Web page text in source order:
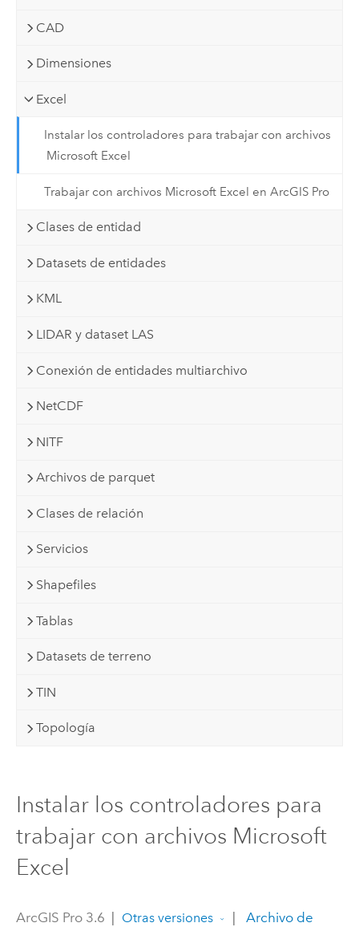
CAD
Dimensiones
Excel
Instalar los controladores para trabajar con archivos
Microsoft Excel
Trabajar con archivos Microsoft Excel en ArcGIS Pro
Clases de entidad
Datasets de entidades
KML
LIDAR y dataset LAS
Conexión de entidades multiarchivo
NetCDF
NITF
Archivos de parquet
Clases de relación
Servicios
Shapefiles
Tablas
Datasets de terreno
TIN
Topología
Instalar los controladores para
trabajar con archivos Microsoft
Excel
ArcGIS Pro 3.6 Otras versiones
Archivo de